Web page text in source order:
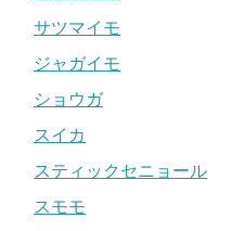
サツマイモ
ジャガイモ
ショウガ
スイカ
スティックセニョール
スモモ